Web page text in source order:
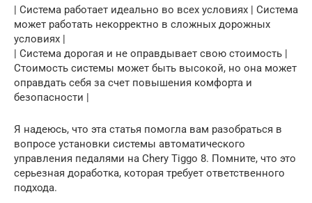
| Система работает идеально во всех условиях | Система
может работать некорректно в сложных дорожных
условиях |
| Система дорогая и не оправдывает свою стоимость |
Стоимость системы может быть высокой, но она может
оправдать себя за счет повышения комфорта и
безопасности |
Я надеюсь, что эта статья помогла вам разобраться в
вопросе установки системы автоматического
управления педалями на Chery Tiggo 8. Помните, что это
серьезная доработка, которая требует ответственного
подхода.